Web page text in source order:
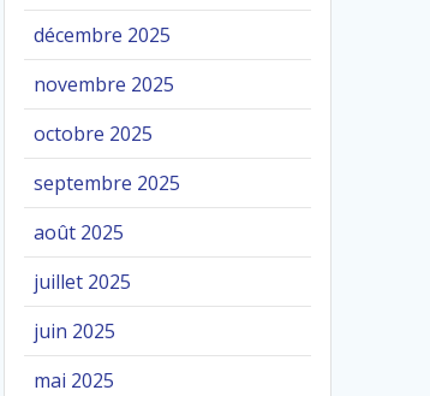
décembre 2025
novembre 2025
octobre 2025
septembre 2025
août 2025
juillet 2025
juin 2025
mai 2025